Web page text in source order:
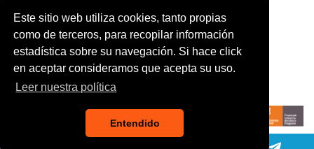
Este sitio web utiliza cookies, tanto propias
como de terceros, para recopilar información
estadística sobre su navegación. Si hace click
en aceptar consideramos que acepta su uso.
Leer nuestra política
Entendido
ACCESIBILIDAD
CONTACTO
AVISO LEGAL
POLITICA DE PRIVACIDAD
USO DE COOKIES